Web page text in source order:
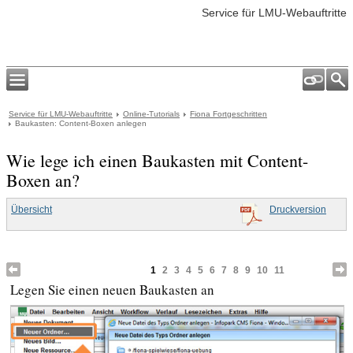
Service für LMU-Webauftritte
Service für LMU-Webauftritte Online-Tutorials
Fiona Fortgeschritten
Baukasten: Content-Boxen anlegen
Wie lege ich einen Baukasten mit Content-
Boxen an?
Übersicht Druckversion
Legen Sie einen neuen Baukasten an
1 2 3 4 5 6 7 8 9 10 11